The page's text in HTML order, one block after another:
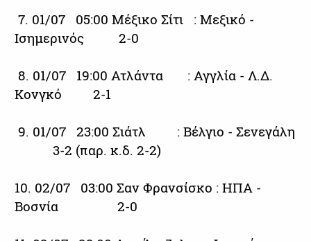
7. 01/07 05:00 Μέξικο Σίτι : Μεξικό -
Ισημερινός 2-0
8. 01/07 19:00 Ατλάντα : Αγγλία - Λ.Δ.
Κονγκό 2-1
9. 01/07 23:00 Σιάτλ : Βέλγιο - Σενεγάλη
3-2 (παρ. κ.δ. 2-2)
10. 02/07 03:00 Σαν Φρανσίσκο : ΗΠΑ -
Βοσνία 2-0